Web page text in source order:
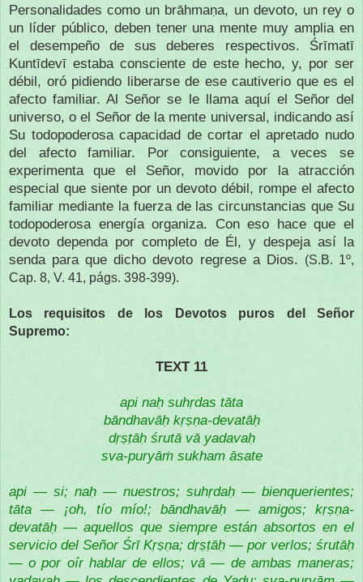
Personalidades como un brāhmaṇa, un devoto, un rey o
un líder público, deben tener una mente muy amplia en
el desempeño de sus deberes respectivos. Śrīmatī
Kuntīdevī estaba consciente de este hecho, y, por ser
débil, oró pidiendo liberarse de ese cautiverio que es el
afecto familiar. Al Señor se le llama aquí el Señor del
universo, o el Señor de la mente universal, indicando así
Su todopoderosa capacidad de cortar el apretado nudo
del afecto familiar. Por consiguiente, a veces se
experimenta que el Señor, movido por la atracción
especial que siente por un devoto débil, rompe el afecto
familiar mediante la fuerza de las circunstancias que Su
todopoderosa energía organiza. Con eso hace que el
devoto dependa por completo de Él, y despeja así la
senda para que dicho devoto regrese a Dios. (S.B. 1º,
Cap. 8, V. 41, págs. 398-399).
Los requisitos de los Devotos puros del Señor
Supremo:
TEXT 11
api naḥ suhṛdas tāta
bāndhavāḥ kṛṣṇa-devatāḥ
dṛṣṭāḥ śrutā vā yadavaḥ
sva-puryāṁ sukham āsate
api — si; naḥ — nuestros; suhṛdaḥ — bienquerientes;
tāta — ¡oh, tío mío!; bāndhavāḥ — amigos; kṛṣṇa-
devatāḥ — aquellos que siempre están absortos en el
servicio del Señor Śrī Kṛṣṇa; dṛṣṭāḥ — por verlos; śrutāḥ
— o por oír hablar de ellos; vā — de ambas maneras;